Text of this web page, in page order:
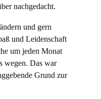
nachgedacht.
und gern
und Leidenschaft
um jeden Monat
wegen. Das war
Grund zur